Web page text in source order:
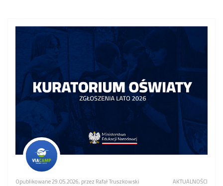
Opublikowane 29.05.2026, przez Rafał Truszkowski AKTUALNOŚCI